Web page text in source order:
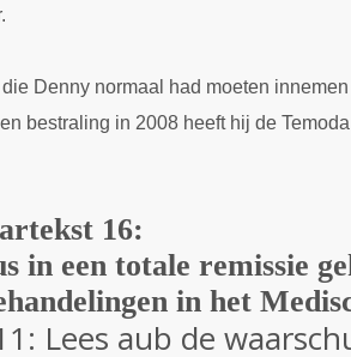
Denny normaal had moeten
bestraling in 2008 heeft hij de
16:
in een totale remissie
in het
Lees aub de